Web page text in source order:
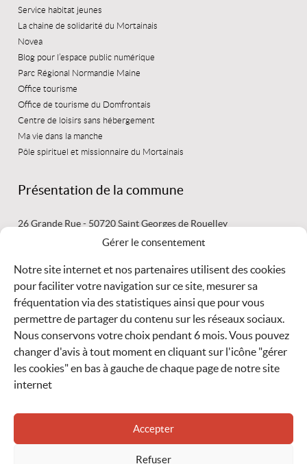
Gérer le consentement
Notre site internet et nos partenaires utilisent des cookies
pour faciliter votre navigation sur ce site, mesurer sa
fréquentation via des statistiques ainsi que pour vous
permettre de partager du contenu sur les réseaux sociaux.
Nous conservons votre choix pendant 6 mois. Vous pouvez
changer d'avis à tout moment en cliquant sur l'icône "gérer
les cookies" en bas à gauche de chaque page de notre site
internet
Accepter
Refuser
Service habitat jeunes
La chaine de solidarité du Mortainais
Novea
Blog pour l’espace public numérique
Parc Régional Normandie Maine
Office tourisme
Office de tourisme du Domfrontais
Centre de loisirs sans hébergement
Ma vie dans la manche
Pôle spirituel et missionnaire du Mortainais
Présentation de la commune
26 Grande Rue - 50720 Saint Georges de Rouelley
02 33 59 44 03 mairie@saintgeorgesderouelley.fr
le mardi de 9
LIRE
LA SUITE
Météo
ACCESSIBILITÉ MENTIONS LÉGALES